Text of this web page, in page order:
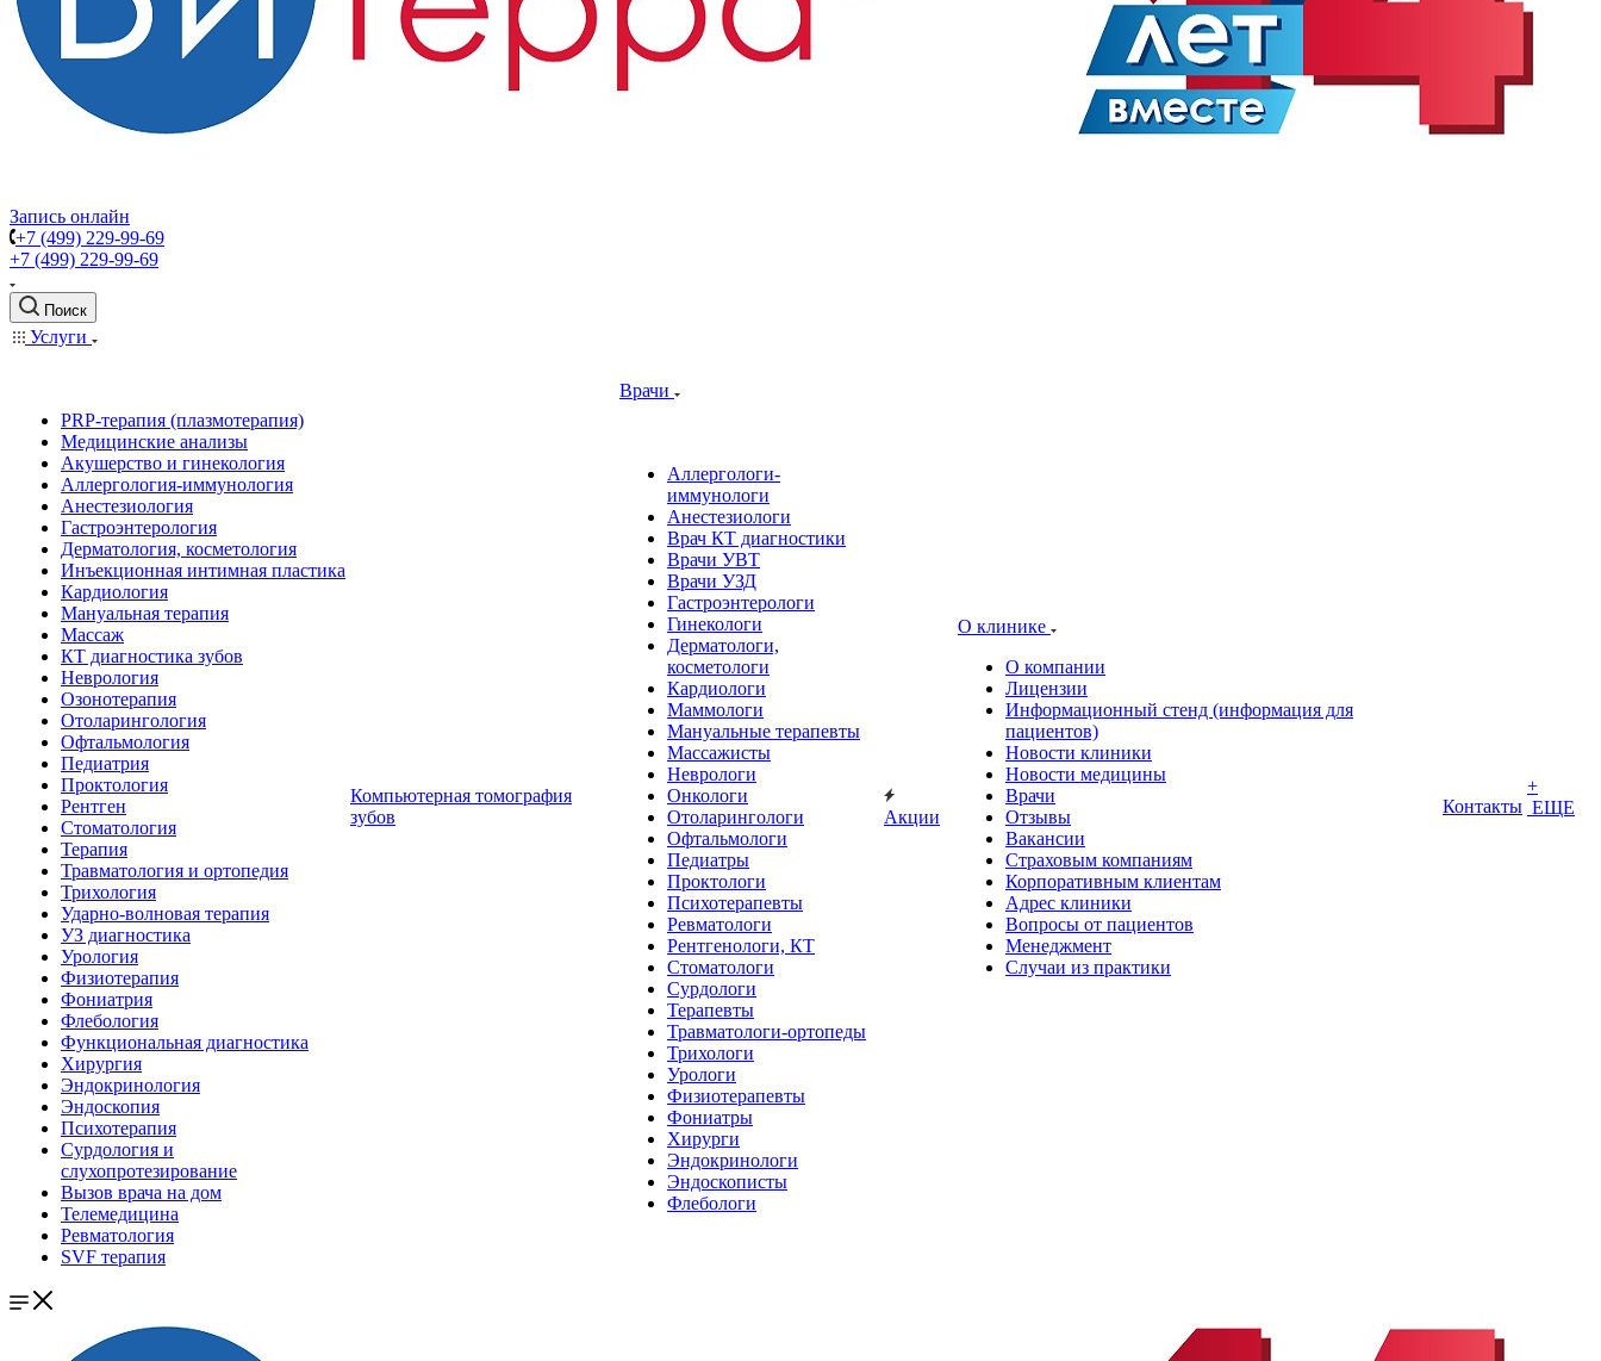
Запись онлайн
+7 (499) 229-99-69
+7 (499) 229-99-69
Поиск
Услуги
PRP-терапия (плазмотерапия)
Медицинские анализы
Акушерство и гинекология
Аллергология-иммунология
Анестезиология
Гастроэнтерология
Дерматология, косметология
Инъекционная интимная пластика
Кардиология
Мануальная терапия
Массаж
КТ диагностика зубов
Неврология
Озонотерапия
Отоларингология
Офтальмология
Педиатрия
Проктология
Рентген
Стоматология
Терапия
Травматология и ортопедия
Трихология
Ударно-волновая терапия
УЗ диагностика
Урология
Физиотерапия
Фониатрия
Флебология
Функциональная диагностика
Хирургия
Эндокринология
Эндоскопия
Психотерапия
Сурдология и
слухопротезирование
Вызов врача на дом
Телемедицина
Ревматология
SVF терапия
Компьютерная томография
зубов
Врачи
Аллергологи-
иммунологи
Анестезиологи
Врач КТ диагностики
Врачи УВТ
Врачи УЗД
Гастроэнтерологи
Гинекологи
Дерматологи,
косметологи
Кардиологи
Маммологи
Мануальные терапевты
Массажисты
Неврологи
Онкологи
Отоларингологи
Офтальмологи
Педиатры
Проктологи
Психотерапевты
Ревматологи
Рентгенологи, КТ
Стоматологи
Сурдологи
Терапевты
Травматологи-ортопеды
Трихологи
Урологи
Физиотерапевты
Фониатры
Хирурги
Эндокринологи
Эндоскописты
Флебологи
Акции
О клинике
О компании
Лицензии
Информационный стенд (информация для
пациентов)
Новости клиники
Новости медицины
Врачи
Отзывы
Вакансии
Страховым компаниям
Корпоративным клиентам
Адрес клиники
Вопросы от пациентов
Менеджмент
Случаи из практики
Контакты
+
ЕЩЕ